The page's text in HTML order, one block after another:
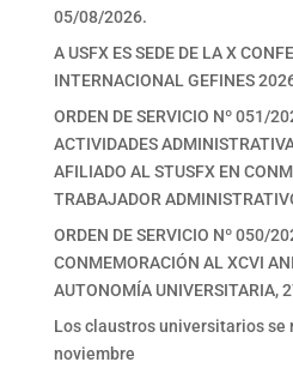
05/08/2026.
A USFX ES SEDE DE LA X
INTERNACIONAL GEFINES
ORDEN DE SERVICIO Nº 051/
ACTIVIDADES
AFILIADO AL STUSFX EN
TRABAJADOR
ORDEN DE SERVICIO Nº 050/
CONMEMORACIÓN AL XCVI
AUTONOMÍA UNIVERSITARIA,
Los claustros universitarios se
noviembre